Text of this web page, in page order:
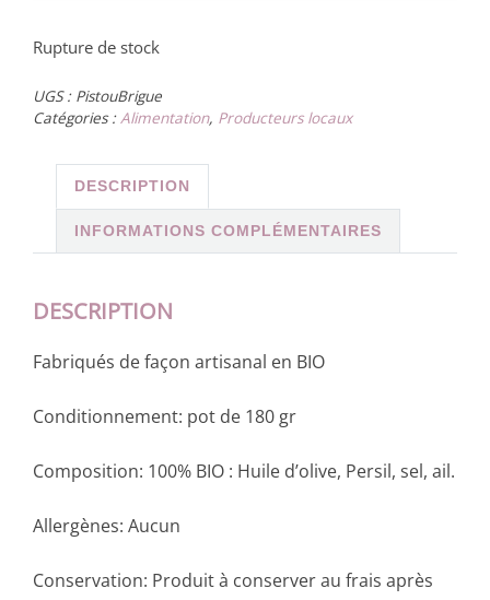
Rupture de stock
UGS : PistouBrigue
Catégories :Alimentation, Producteurs locaux
DESCRIPTION
INFORMATIONS COMPLÉMENTAIRES
DESCRIPTION
Fabriqués de façon artisanal en BIO
Conditionnement: pot de 180 gr
Composition: 100% BIO : Huile d’olive, Persil, sel, ail.
Allergènes: Aucun
Conservation: Produit à conserver au frais après